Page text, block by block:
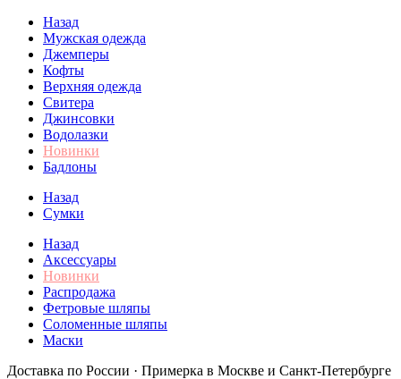
Назад
Мужская одежда
Джемперы
Кофты
Верхняя одежда
Свитера
Джинсовки
Водолазки
Новинки
Бадлоны
Назад
Сумки
Назад
Аксессуары
Новинки
Распродажа
Фетровые шляпы
Соломенные шляпы
Маски
Доставка по России · Примерка в Москве и Санкт-Петербурге